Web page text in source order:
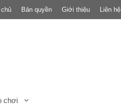
Bản quyền Giới thiệu Liên hệ
chơi